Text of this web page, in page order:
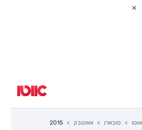
אוטו סובארו אאוטבק 2015